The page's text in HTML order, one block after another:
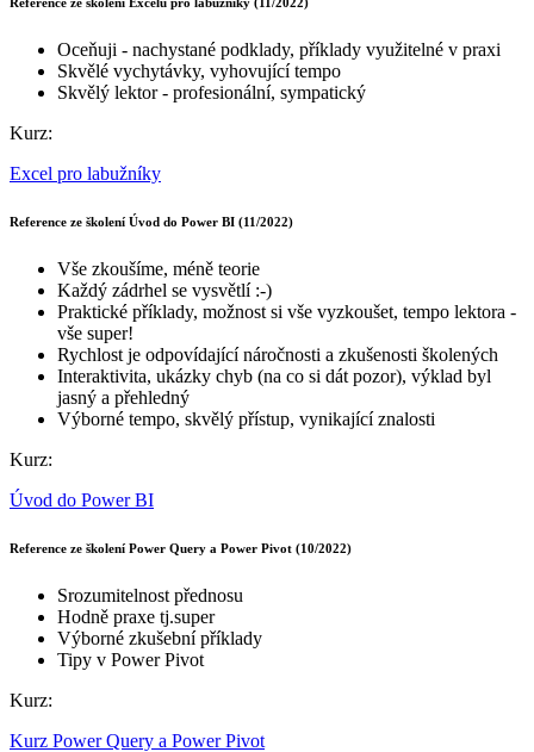
Oceňuji - nachystané podklady, příklady využitelné v praxi
Skvělé vychytávky, vyhovující tempo
Skvělý lektor - profesionální, sympatický
Kurz:
Excel pro labužníky
Reference ze školení Úvod do Power BI (11/2022)
Vše zkoušíme, méně teorie
Každý zádrhel se vysvětlí :-)
Praktické příklady, možnost si vše vyzkoušet, tempo lektora -
vše super!
Rychlost je odpovídající náročnosti a zkušenosti školených
Interaktivita, ukázky chyb (na co si dát pozor), výklad byl
jasný a přehledný
Výborné tempo, skvělý přístup, vynikající znalosti
Kurz:
Úvod do Power BI
Reference ze školení Power Query a Power Pivot (10/2022)
Srozumitelnost přednosu
Hodně praxe tj.super
Výborné zkušební příklady
Tipy v Power Pivot
Kurz:
Kurz Power Query a Power Pivot